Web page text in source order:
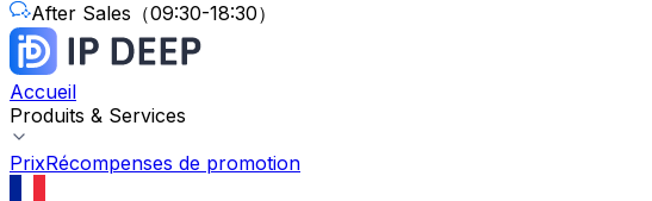
After Sales （09:30-18:30）
Accueil
Produits & Services
PrixRécompenses de promotion